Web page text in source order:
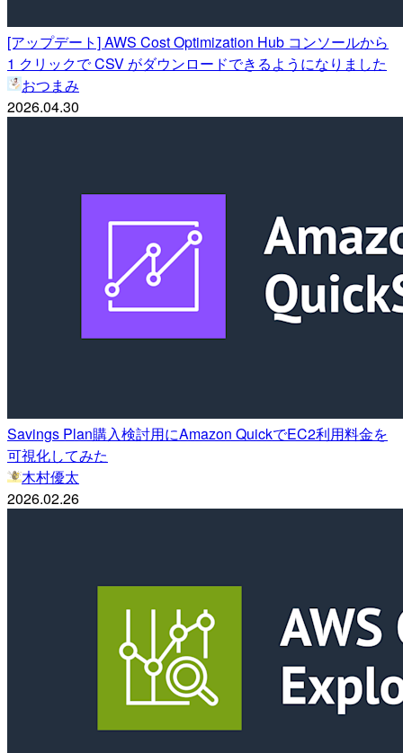
[アップデート] AWS Cost Optimization Hub コンソールから
1 クリックで CSV がダウンロードできるようになりました
おつまみ
2026.04.30
Savings Plan購入検討用にAmazon QuickでEC2利用料金を
可視化してみた
木村優太
2026.02.26